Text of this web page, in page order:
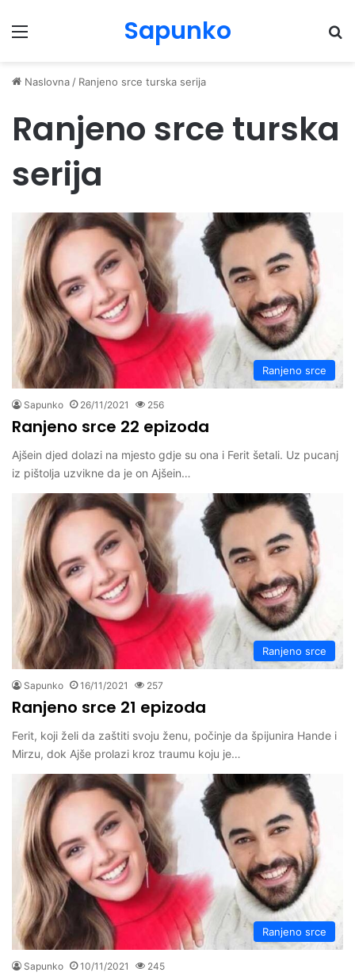
Menu Sapunko
Naslovna / Ranjeno srce turska serija
Ranjeno srce turska
serija
Ranjeno srce
Sapunko 26/11/2021 256
Ranjeno srce 22 epizoda
Ajšein djed dolazi na mjesto gdje su ona i Ferit šetali. Uz pucanj
iz pištolja uzvikne da je on Ajšein…
Ranjeno srce
Sapunko 16/11/2021 257
Ranjeno srce 21 epizoda
Ferit, koji želi da zaštiti svoju ženu, počinje da špijunira Hande i
Mirzu, dok Ajše prolazi kroz traumu koju je…
Ranjeno srce
Sapunko 10/11/2021 245